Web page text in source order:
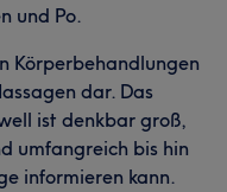
und Po.
Körperbehandlungen
dar. Das
ist denkbar groß,
umfangreich bis hin
informieren kann.